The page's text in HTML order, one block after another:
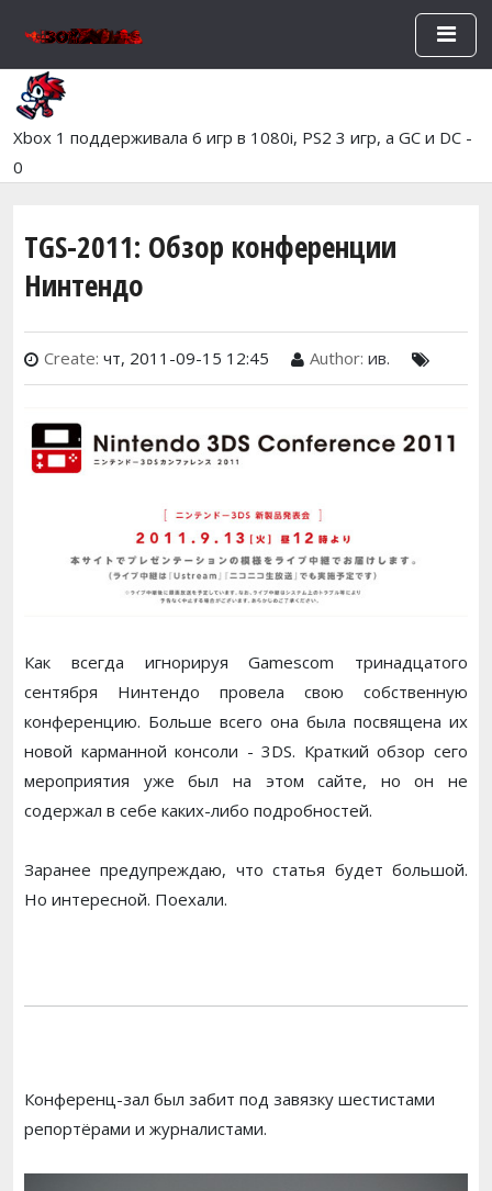
Перейти к основному
Xbox 1 поддерживала 6 игр в 1080i, PS2 3 игр, а GC и DC -
0
TGS-2011: Обзор конференции
Нинтендо
Create: чт, 2011-09-15 12:45 Author: ив.
Как всегда игнорируя Gamescom тринадцатого
сентября Нинтендо провела свою собственную
конференцию. Больше всего она была посвящена их
новой карманной консоли - 3DS. Краткий обзор сего
мероприятия уже был на этом сайте, но он не
содержал в себе каких-либо подробностей.
Заранее предупреждаю, что статья будет большой.
Но интересной. Поехали.
Конференц-зал был забит под завязку шестистами
репортёрами и журналистами.